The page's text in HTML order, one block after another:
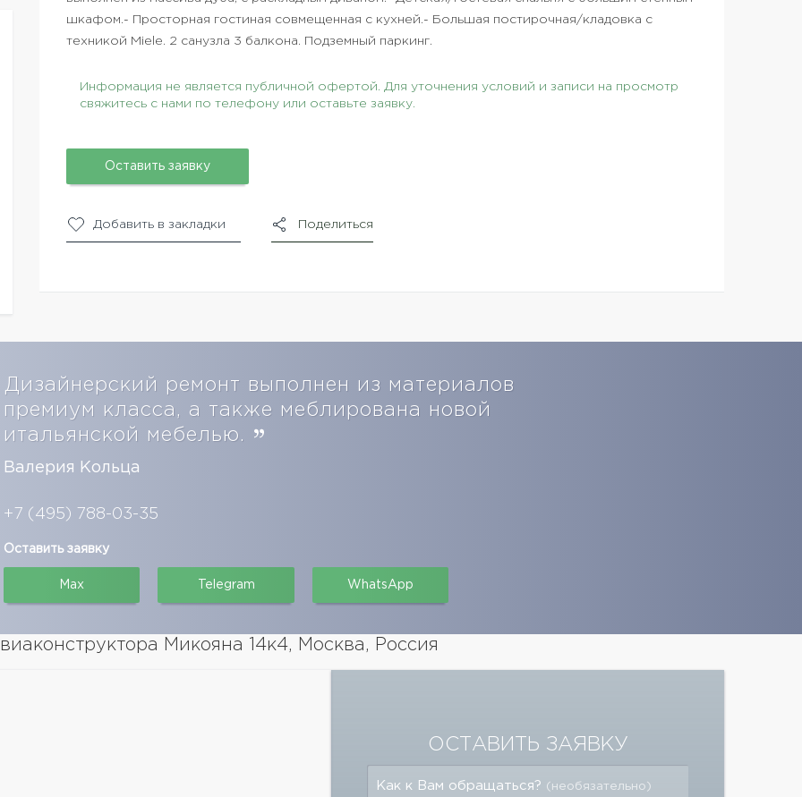
шкафом.- Просторная гостиная совмещенная с кухней.- Большая постирочная/кладовка с
техникой Miele. 2 санузла 3 балкона. Подземный паркинг.
Информация не является публичной офертой. Для уточнения условий и записи на просмотр
свяжитесь с нами по телефону или оставьте заявку.
Оставить заявку
Добавить в закладки Поделиться
ремонт выполнен из материалов
премиум класса, а также меблирована новой
итальянской мебелью.
Валерия Кольца
+7 (495) 788-03-35
Оставить заявку
Max Telegram WhatsApp
Микояна 14к4, Москва, Россия
ОСТАВИТЬ ЗАЯВКУ
Как к Вам обращаться? (необязательно)